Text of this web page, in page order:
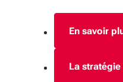
En savoir
La